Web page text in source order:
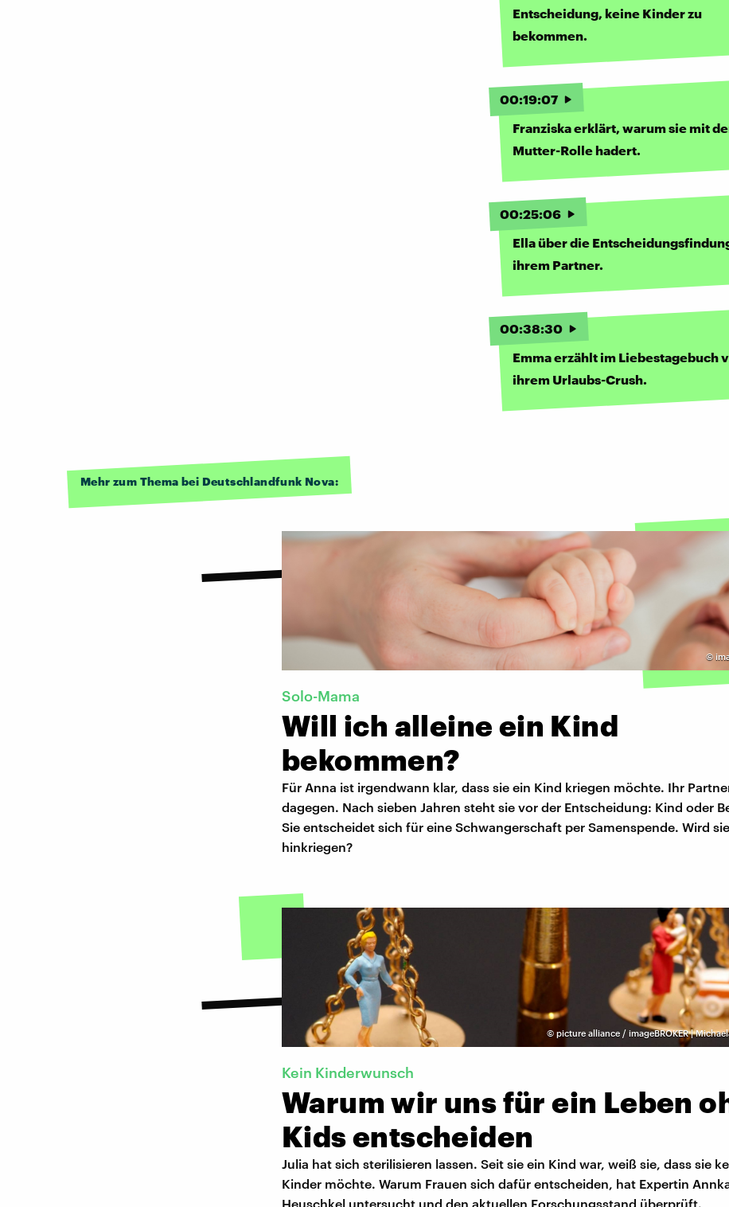
Entscheidung, keine Kinder zu
bekommen.
00:19:07
Franziska erklärt, warum sie mit
Mutter-Rolle hadert.
00:25:06
Ella über die
ihrem Partner.
00:38:30
Emma erzählt im Liebestagebuch
ihrem Urlaubs-Crush.
Mehr zum Thema bei Deutschlandfunk Nova:
©
Solo-Mama
Will ich alleine ein Kind
bekommen?
Für Anna ist irgendwann klar, dass sie ein Kind kriegen möchte. Ihr
dagegen. Nach sieben Jahren steht sie vor der Entscheidung: Kind oder
Sie entscheidet sich für eine Schwangerschaft per Samenspende. Wird
hinkriegen?
© picture alliance / imageBROKER |
Kein Kinderwunsch
Warum wir uns für ein Leben
Kids entscheiden
Julia hat sich sterilisieren lassen. Seit sie ein Kind war, weiß sie, dass sie
Kinder möchte. Warum Frauen sich dafür entscheiden, hat Expertin
Heuschkel untersucht und den aktuellen Forschungsstand überprüft.